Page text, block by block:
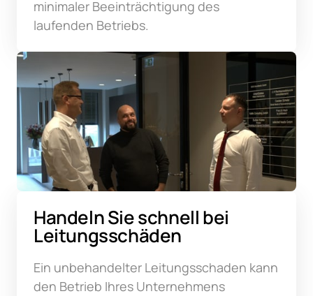
minimaler Beeinträchtigung des
laufenden Betriebs.
Handeln Sie schnell bei
Leitungsschäden
Ein unbehandelter Leitungsschaden kann
den Betrieb Ihres Unternehmens